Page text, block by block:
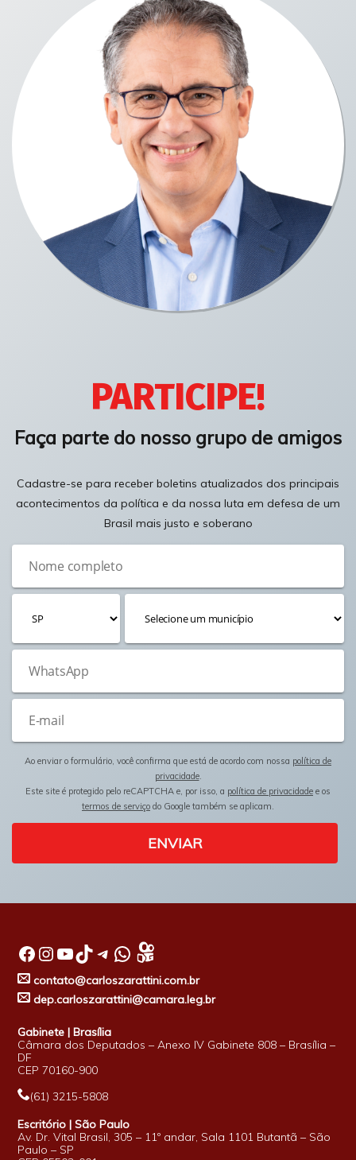
PARTICIPE!
Faça parte do nosso grupo de amigos
Cadastre-se para receber boletins atualizados dos principais
acontecimentos da política e da nossa luta em defesa de um
Brasil mais justo e soberano
Ao enviar o formulário, você confirma que está de acordo com nossa política de
privacidade.
Este site é protegido pelo reCAPTCHA e, por isso, a política de privacidade e os
termos de serviço do Google também se aplicam.
ENVIAR
Facebook InstagramYoutube TikTok Telegram WhatsApp
contato@carloszarattini.com.br
dep.carloszarattini@camara.leg.br
Gabinete | Brasília
Câmara dos Deputados – Anexo IV Gabinete 808 – Brasília –
DF
CEP 70160-900
(61) 3215-5808
Escritório | São Paulo
Av. Dr. Vital Brasil, 305 – 11º andar, Sala 1101 Butantã – São
Paulo – SP